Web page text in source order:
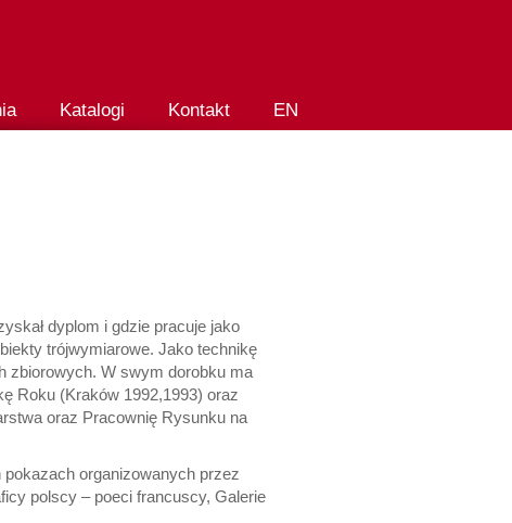
Katalogi Kontakt EN
dyplom i gdzie pracuje jako
trójwymiarowe. Jako technikę
zbiorowych. W swym dorobku ma
Roku (Kraków 1992,1993) oraz
oraz Pracownię Rysunku na
pokazach organizowanych przez
polscy – poeci francuscy, Galerie